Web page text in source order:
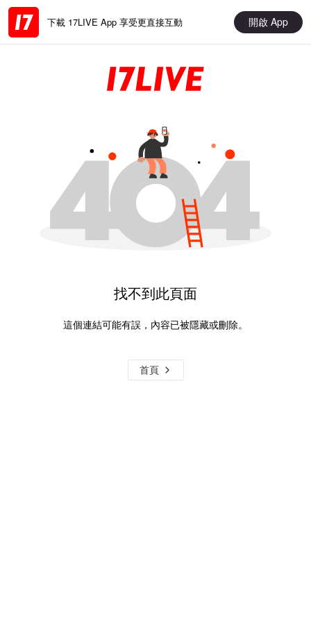
下載 17LIVE App 享受更直接互動 開啟 App
找不到此頁面
這個連結可能有誤，內容已被隱藏或刪除。
首頁